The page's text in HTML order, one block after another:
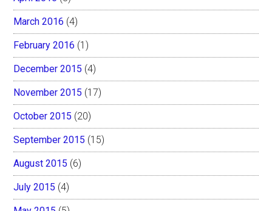
March 2016 (4)
February 2016 (1)
December 2015 (4)
November 2015 (17)
October 2015 (20)
September 2015 (15)
August 2015 (6)
July 2015 (4)